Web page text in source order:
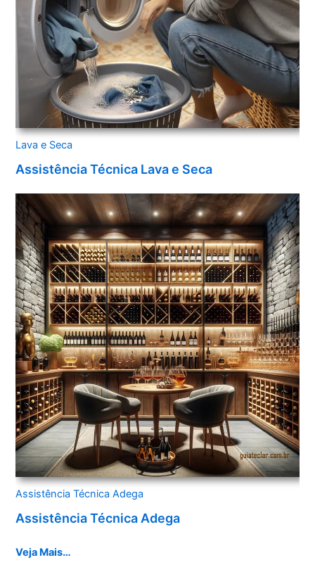
Lava e Seca
Assistência Técnica Lava e Seca
Assistência Técnica Adega
Assistência Técnica Adega
Veja Mais…